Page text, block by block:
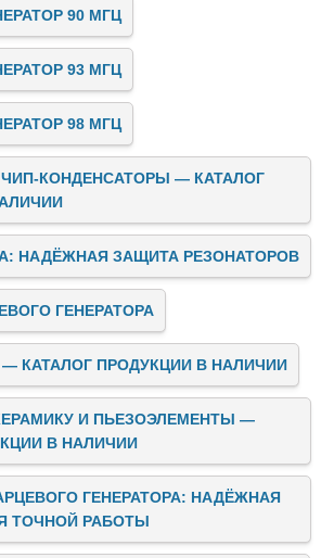
90 МГЦ
93 МГЦ
98 МГЦ
КОНДЕНСАТОРЫ — КАТАЛОГ
НАДЁЖНАЯ ЗАЩИТА РЕЗОНАТОРОВ
ГЕНЕРАТОРА
КАТАЛОГ ПРОДУКЦИИ В НАЛИЧИИ
И ПЬЕЗОЭЛЕМЕНТЫ —
В НАЛИЧИИ
ГЕНЕРАТОРА: НАДЁЖНАЯ
ТОЧНОЙ РАБОТЫ